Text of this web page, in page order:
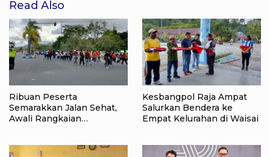
Read Also
Ribuan Peserta
Semarakkan Jalan Sehat,
Awali Rangkaian
Ampat
Kesbangpol Raja Ampat
Salurkan Bendera ke
Empat Kelurahan di Waisai